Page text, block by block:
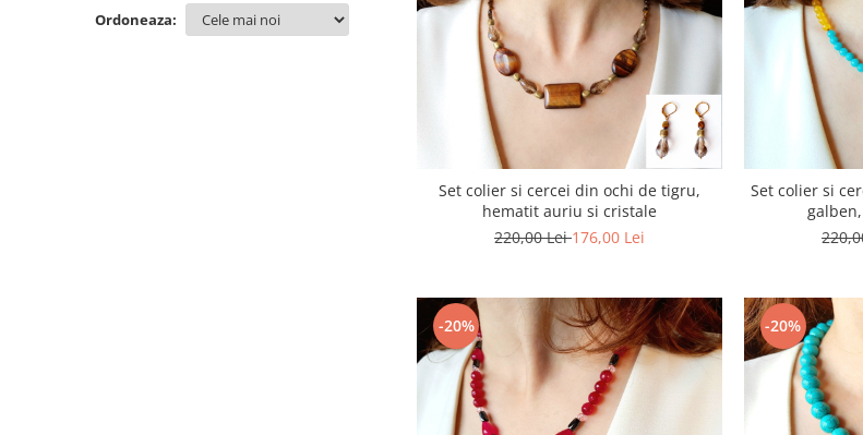
Lila
Ordoneaza:
Set colier si cercei din ochi de tigru,
hematit auriu si cristale
220,00 Lei176,00 Lei
Set colier si
-20% -20%